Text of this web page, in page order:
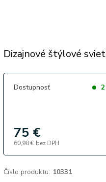
Dizajnové štýlové
Dostupnosť
75 €
60,98 € bez DPH
Číslo produktu: 10331